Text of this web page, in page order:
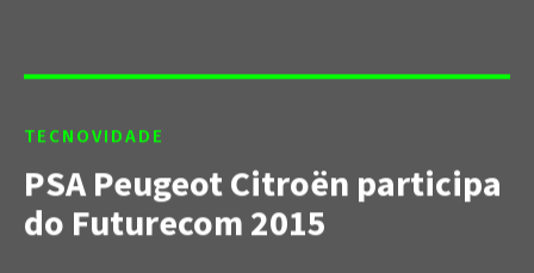
TECNOVIDADE
PSA Peugeot Citroën participa
do Futurecom 2015